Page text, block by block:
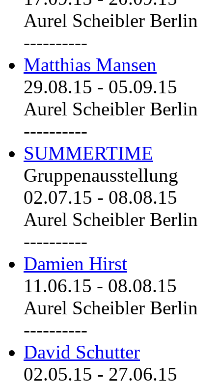
Aurel Scheibler Berlin
----------
Matthias Mansen
29.08.15 - 05.09.15
Aurel Scheibler Berlin
----------
SUMMERTIME
Gruppenausstellung
02.07.15 - 08.08.15
Aurel Scheibler Berlin
----------
Damien Hirst
11.06.15 - 08.08.15
Aurel Scheibler Berlin
----------
David Schutter
02.05.15 - 27.06.15